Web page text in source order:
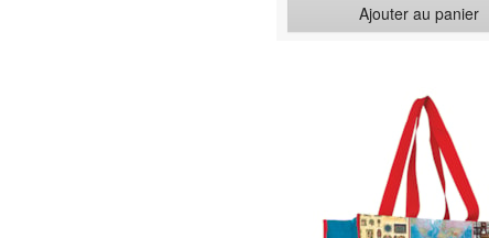
Ajouter au panier